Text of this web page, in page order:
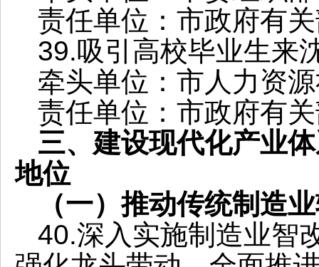
责任单位：市政府有
39.吸引高校毕业生来
牵头单位：市人力资
责任单位：市政府有
三、建设现代化产业
地位
（一）推动传统制造
40.深入实施制造业智